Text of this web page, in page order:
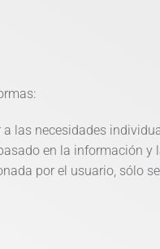
las necesidades
en la información
por el usuario, sólo